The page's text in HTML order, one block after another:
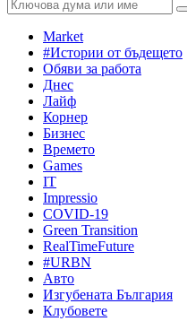
Market
#Истории от бъдещето
Обяви за работа
Днес
Лайф
Корнер
Бизнес
Времето
Games
IT
Impressio
COVID-19
Green Transition
RealTimeFuture
#URBN
Авто
Изгубената България
Клубовете